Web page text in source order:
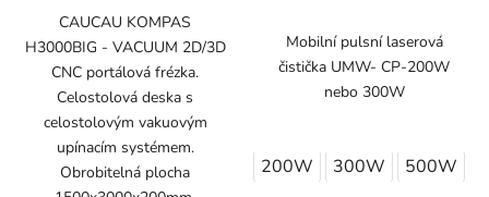
CAUCAU KOMPAS
H3000BIG - VACUUM 2D/3D
CNC portálová frézka.
Celostolová deska s
celostolovým vakuovým
upínacím systémem.
Obrobitelná plocha
Mobilní pulsní laserová
čistička UMW- CP-200W
nebo 300W
200W 300W 500W